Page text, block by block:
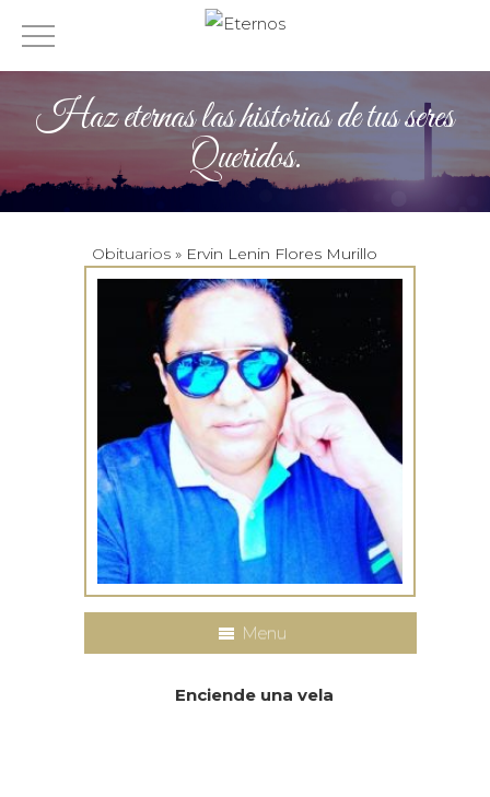
Haz eternas las historias de tus seres
Queridos.
Obituarios » Ervin Lenin Flores Murillo
Menu
Enciende una vela